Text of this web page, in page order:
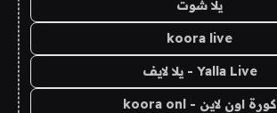
يلا شوت
koora live
Yalla Live - يلا لايف
كورة اون لاين - koora onl